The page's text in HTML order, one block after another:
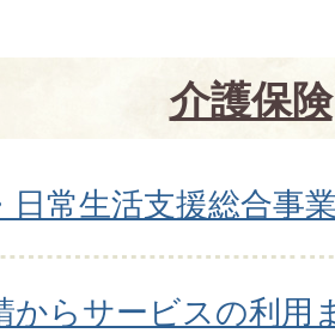
介護保険
日常生活支援総合事
からサービスの利用